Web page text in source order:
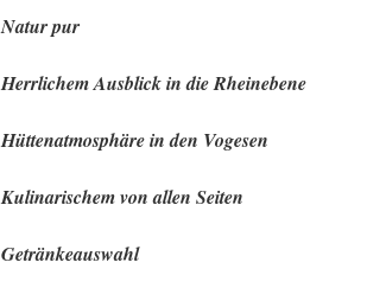
Natur pur
Herrlichem Ausblick in die Rheinebene
Hüttenatmosphäre in den Vogesen
Kulinarischem von allen Seiten
Getränkeauswahl